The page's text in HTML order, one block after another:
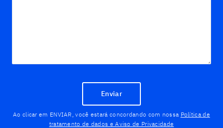
Enviar
Ao clicar em ENVIAR, você estará concordando com nossa Política de
tratamento de dados e Aviso de Privacidade